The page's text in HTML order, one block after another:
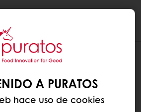
A PURATOS
hace uso de cookies